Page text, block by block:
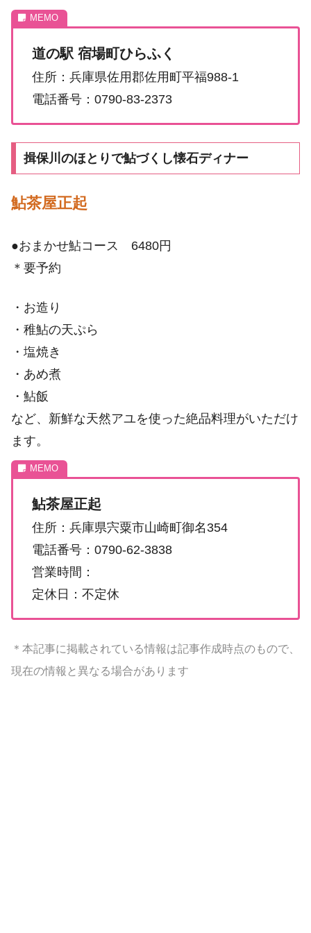
道の駅 宿場町ひらふく
住所：兵庫県佐用郡佐用町平福988-1
電話番号：0790-83-2373
揖保川のほとりで鮎づくし懐石ディナー
鮎茶屋正起
●おまかせ鮎コース 6480円
＊要予約
・お造り
・稚鮎の天ぷら
・塩焼き
・あめ煮
・鮎飯
など、新鮮な天然アユを使った絶品料理がいただけ
ます。
鮎茶屋正起
住所：兵庫県宍粟市山崎町御名354
電話番号：0790-62-3838
営業時間：
定休日：不定休
＊本記事に掲載されている情報は記事作成時点のもので、
現在の情報と異なる場合があります